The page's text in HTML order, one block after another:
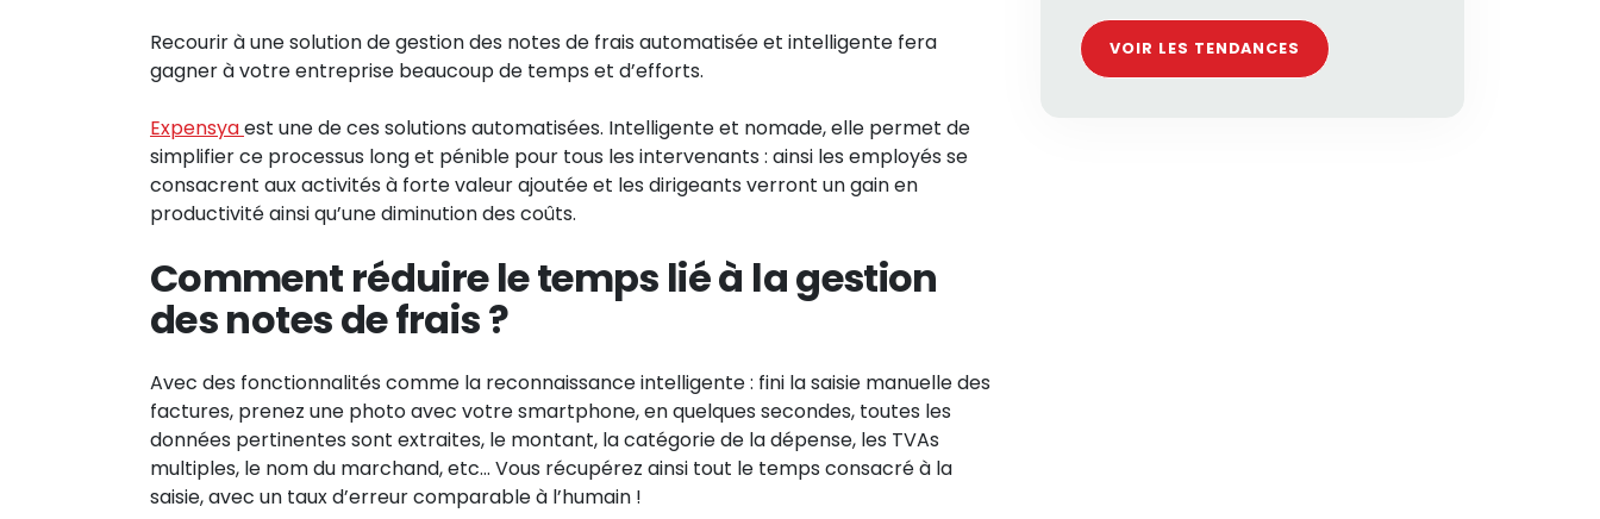
Recourir à une solution de gestion des notes de frais automatisée et intelligente fera
gagner à votre entreprise beaucoup de temps et d’efforts.
Expensyaest une de ces solutions automatisées. Intelligente et nomade, elle permet de
simplifier ce processus long et pénible pour tous les intervenants : ainsi les employés se
consacrent aux activités à forte valeur ajoutée et les dirigeants verront un gain en
productivité ainsi qu’une diminution des coûts.
Comment réduire le temps lié à la gestion
des notes de frais ?
Avec des fonctionnalités comme la reconnaissance intelligente : fini la saisie manuelle des
factures, prenez une photo avec votre smartphone, en quelques secondes, toutes les
données pertinentes sont extraites, le montant, la catégorie de la dépense, les TVAs
multiples, le nom du marchand, etc… Vous récupérez ainsi tout le temps consacré à la
saisie, avec un taux d’erreur comparable à l’humain !
VOIR LES TENDANCES